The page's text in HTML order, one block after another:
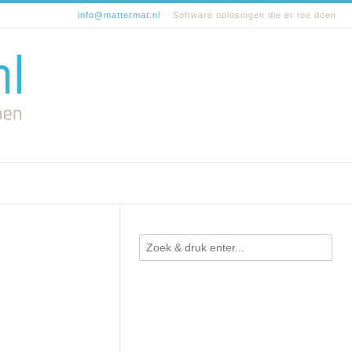
info@mattermat.nl Software oplosingen die er toe doen